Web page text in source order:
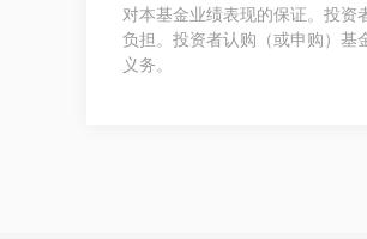
对本基金业绩表现的保证。投资
负担。投资者认购（或申购）基
义务。